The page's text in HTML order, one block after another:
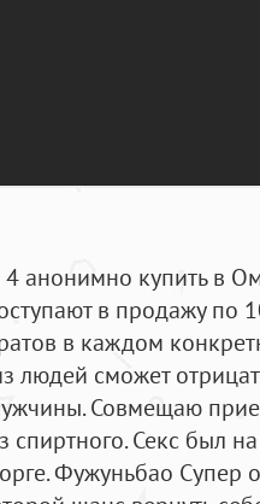
купить в
в продажу по
в каждом
людей сможет
Совмещаю
спиртного. Секс был
Фужуньбао Супер